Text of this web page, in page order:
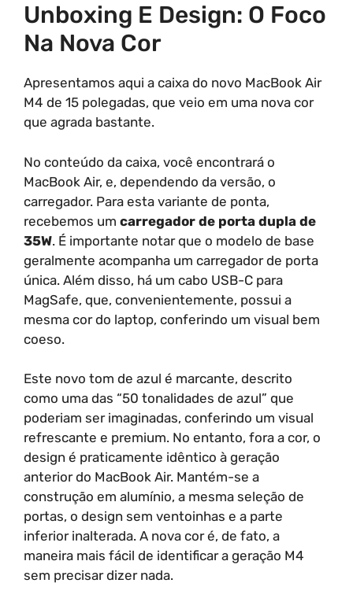
Unboxing E Design: O Foco
Na Nova Cor
Apresentamos aqui a caixa do novo MacBook Air
M4 de 15 polegadas, que veio em uma nova cor
que agrada bastante.
No conteúdo da caixa, você encontrará o
MacBook Air, e, dependendo da versão, o
carregador. Para esta variante de ponta,
recebemos um carregador de porta dupla de
35W. É importante notar que o modelo de base
geralmente acompanha um carregador de porta
única. Além disso, há um cabo USB-C para
MagSafe, que, convenientemente, possui a
mesma cor do laptop, conferindo um visual bem
coeso.
Este novo tom de azul é marcante, descrito
como uma das “50 tonalidades de azul” que
poderiam ser imaginadas, conferindo um visual
refrescante e premium. No entanto, fora a cor, o
design é praticamente idêntico à geração
anterior do MacBook Air. Mantém-se a
construção em alumínio, a mesma seleção de
portas, o design sem ventoinhas e a parte
inferior inalterada. A nova cor é, de fato, a
maneira mais fácil de identificar a geração M4
sem precisar dizer nada.